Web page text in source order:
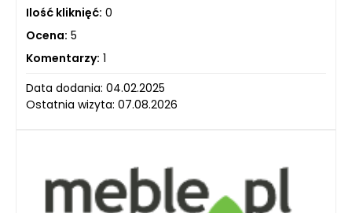
Ilość kliknięć: 0
Ocena: 5
Komentarzy: 1
Data dodania: 04.02.2025
Ostatnia wizyta: 07.08.2026